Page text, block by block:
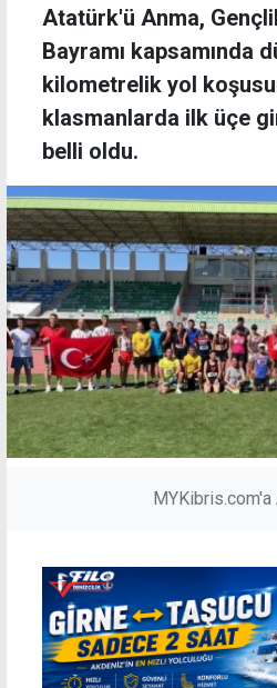
Atatürk'ü Anma,
Bayramı kapsamında
kilometrelik yol
klasmanlarda ilk üçe
belli oldu.
MYKibris.com'a